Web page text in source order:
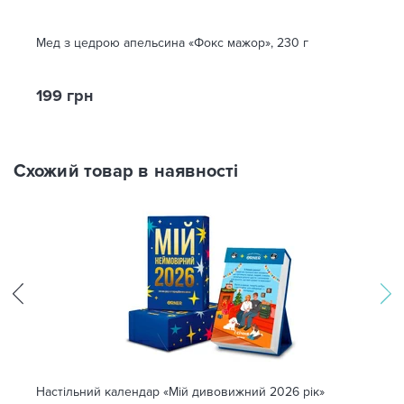
Мед з цедрою апельсина «Фокс мажор», 230 г
199 грн
Схожий товар в наявності
Настільний календар «Мій дивовижний 2026 рік»